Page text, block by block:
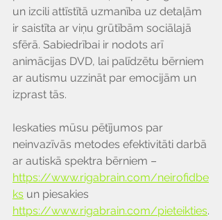
un izcili attīstītā uzmanība uz detaļām
ir saistīta ar viņu grūtībām sociālajā
sfērā. Sabiedrībai ir nodots arī
animācijas DVD, lai palīdzētu bērniem
ar autismu uzzināt par emocijām un
izprast tās.
Ieskaties mūsu pētījumos par
neinvazīvās metodes efektivitāti darbā
ar autiskā spektra bērniem –
https://www.rigabrain.com/neirofidbe
ks un piesakies
https://www.rigabrain.com/pieteikties.